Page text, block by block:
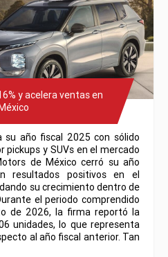
y acelera ventas en
su año fiscal 2025 con sólido
y SUVs en el mercado
de México cerró su año
resultados positivos en el
su crecimiento dentro de
el periodo comprendido
de 2026, la firma reportó la
unidades, lo que representa
al año fiscal anterior. Tan